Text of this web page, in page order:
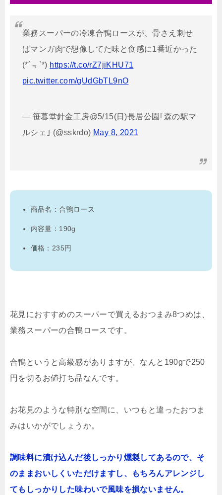
業務スーパーの冷凍合鴨ロースが、骨さえ刺せ
ばマンガ肉で想像してた味と食感に1番近かった
(*´﹃`*) https://t.co/rZ7jiKHU71
pic.twitter.com/gUdGbTL9nO
— 笹暮堂針金工房@5/15(日)長居公園｢森の駅マ
ルシェ｣ (@sskrdo) May 8, 2021
商品名：合鴨ロース
内容量：190g
価格：235円
花見におすすめのスーパーで買えるおつまみ8つめは、
業務スーパーの合鴨ロースです。
合鴨というと高級感がありますが、なんと190gで250
円を切るお値打ち品なんです。
お花見のような特別な空間に、いつもと違ったおつま
みはいかがでしょうか。
調味料に漬け込んだ後しっかり燻製してあるので、そ
のままおいしくいただけますし、もちろんアレンジし
てもしっかりした味わいで風味を損ないません。